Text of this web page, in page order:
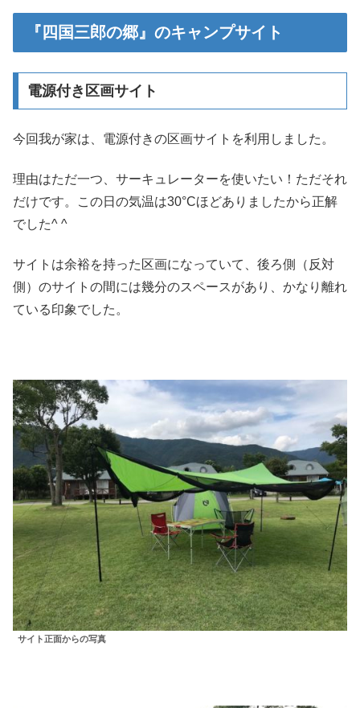
『四国三郎の郷』のキャンプサイト
電源付き区画サイト
今回我が家は、電源付きの区画サイトを利用しました。
理由はただ一つ、サーキュレーターを使いたい！ただそれ
だけです。この日の気温は30°Cほどありましたから正解
でした^ ^
サイトは余裕を持った区画になっていて、後ろ側（反対
側）のサイトの間には幾分のスペースがあり、かなり離れ
ている印象でした。
サイト正面からの写真